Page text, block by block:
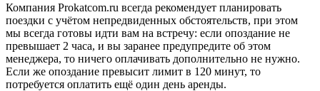
Компания Prokatcom.ru всегда рекомендует планировать
поездки с учётом непредвиденных обстоятельств, при этом
мы всегда готовы идти вам на встречу: если опоздание не
превышает 2 часа, и вы заранее предупредите об этом
менеджера, то ничего оплачивать дополнительно не нужно.
Если же опоздание превысит лимит в 120 минут, то
потребуется оплатить ещё один день аренды.